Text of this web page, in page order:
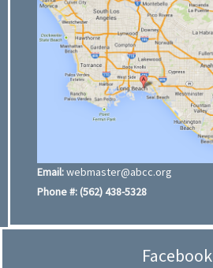
Email:webmaster@abcc.org
Phone #:(562) 438-5328
Facebook